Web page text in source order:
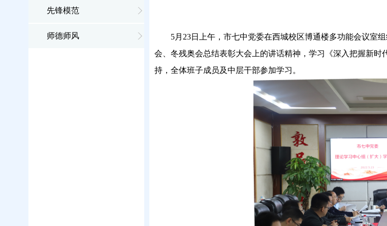
先锋模范
师德师风
5月23日上午，市七中党委在西城校区博通楼多功能会议室
会、冬残奥会总结表彰大会上的讲话精神，学习《深入把握新
持，全体班子成员及中层干部参加学习。